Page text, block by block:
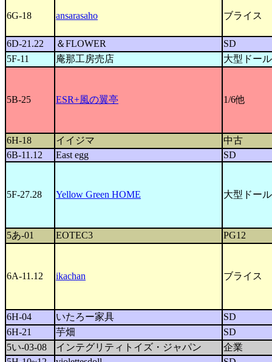
6G-18 ansarasaho ブライス
6D-21.22 ＆FLOWER
SD
5F-11
庵那工房売店 大型ドール
5B-25 ESR+風の翼亭 1/6他
6H-18 イイジマ
中古
6B-11.12
East egg SD
5F-27.28 Yellow Green HOME 大型ドール
5あ-01 EOTEC3 PG12
6A-11.12 ikachan ブライス
6H-04 いたろー家具
SD
6H-21
芋畑
SD
5い-03-08
インテグリティトイズ・ジャパン
企業